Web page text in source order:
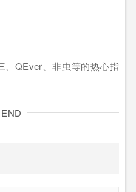
、QEver、非虫等的热心指